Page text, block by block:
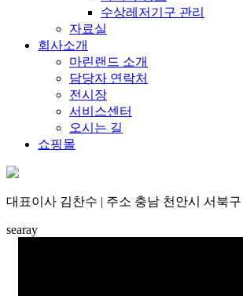
수상레저기구 관리
자료실
회사소개
마린랜드 소개
담당자 연락처
전시장
서비스센터
오시는 길
쇼핑몰
대표이사 김찬수 | 주소 충남 천안시 서북
searay